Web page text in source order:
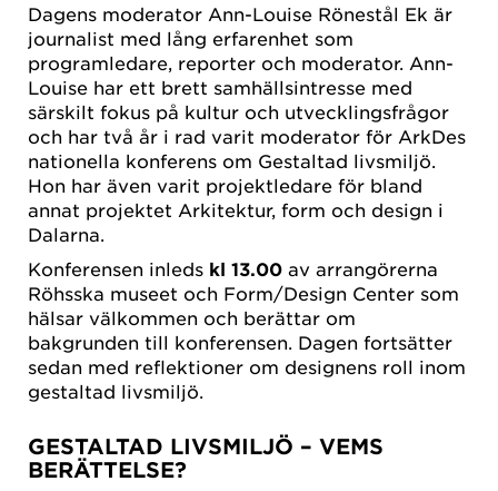
Dagens moderator Ann-Louise Rönestål Ek är
journalist med lång erfarenhet som
programledare, reporter och moderator. Ann-
Louise har ett brett samhällsintresse med
särskilt fokus på kultur och utvecklingsfrågor
och har två år i rad varit moderator för ArkDes
nationella konferens om Gestaltad livsmiljö.
Hon har även varit projektledare för bland
annat projektet Arkitektur, form och design i
Dalarna.
Konferensen inleds kl 13.00 av arrangörerna
Röhsska museet och Form/Design Center som
hälsar välkommen och berättar om
bakgrunden till konferensen. Dagen fortsätter
sedan med reflektioner om designens roll inom
gestaltad livsmiljö.
GESTALTAD LIVSMILJÖ – VEMS
BERÄTTELSE?